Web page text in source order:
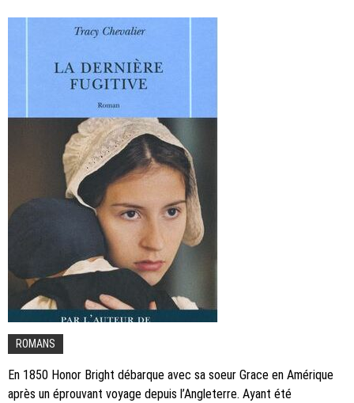
ROMANS
En 1850 Honor Bright débarque avec sa soeur Grace en Amérique
après un éprouvant voyage depuis l’Angleterre. Ayant été